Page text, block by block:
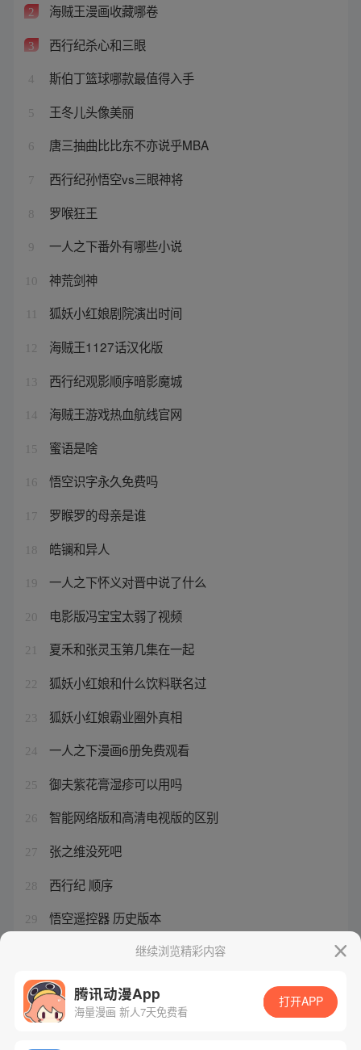
2 海贼王漫画收藏哪卷
3 西行纪杀心和三眼
4 斯伯丁篮球哪款最值得入手
5 王冬儿头像美丽
6 唐三抽曲比比东不亦说乎MBA
7 西行纪孙悟空vs三眼神将
8 罗喉狂王
9 一人之下番外有哪些小说
10 神荒剑神
狐妖小红娘剧院演出时间
12 海贼王1127话汉化版
13 西行纪观影顺序暗影魔城
14 海贼王游戏热血航线官网
15 蜜语是啥
16 悟空识字永久免费吗
17 罗睺罗的母亲是谁
18 皓镧和异人
19 一人之下怀义对晋中说了什么
20 电影版冯宝宝太弱了视频
21 夏禾和张灵玉第几集在一起
22 狐妖小红娘和什么饮料联名过
23 狐妖小红娘霸业圈外真相
24 一人之下漫画6册免费观看
25 御夫紫花膏湿疹可以用吗
26 智能网络版和高清电视版的区别
27 张之维没死吧
28 西行纪 顺序
29 悟空遥控器 历史版本
万能遥控器配对空调免费版
继续浏览精彩内容
腾讯动漫App
海量漫画 新人7天免费看
打开APP